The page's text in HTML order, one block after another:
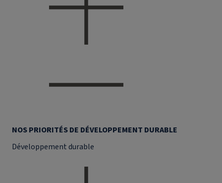
NOS PRIORITÉS DE DÉVELOPPEMENT DURABLE
Développement durable